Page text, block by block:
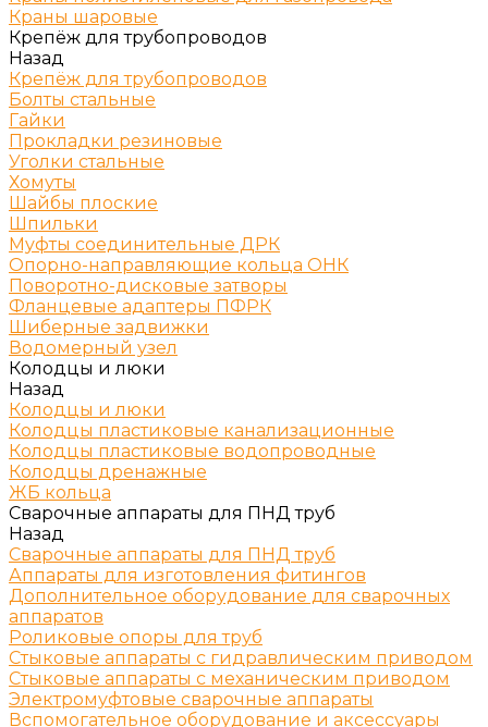
Краны шаровые
Крепёж для трубопроводов
Назад
Крепёж для трубопроводов
Болты стальные
Гайки
Прокладки резиновые
Уголки стальные
Хомуты
Шайбы плоские
Шпильки
Муфты соединительные ДРК
Опорно-направляющие кольца ОНК
Поворотно-дисковые затворы
Фланцевые адаптеры ПФРК
Шиберные задвижки
Водомерный узел
Колодцы и люки
Назад
Колодцы и люки
Колодцы пластиковые канализационные
Колодцы пластиковые водопроводные
Колодцы дренажные
ЖБ кольца
Сварочные аппараты для ПНД труб
Назад
Сварочные аппараты для ПНД труб
Аппараты для изготовления фитингов
Дополнительное оборудование для сварочных
аппаратов
Роликовые опоры для труб
Стыковые аппараты с гидравлическим приводом
Стыковые аппараты с механическим приводом
Электромуфтовые сварочные аппараты
Вспомогательное оборудование и аксессуары